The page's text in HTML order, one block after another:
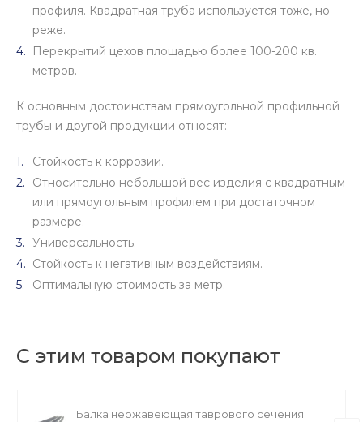
профиля. Квадратная труба используется тоже, но
реже.
Перекрытий цехов площадью более 100-200 кв.
метров.
К основным достоинствам прямоугольной профильной
трубы и другой продукции относят:
Стойкость к коррозии.
Относительно небольшой вес изделия с квадратным
или прямоугольным профилем при достаточном
размере.
Универсальность.
Стойкость к негативным воздействиям.
Оптимальную стоимость за метр.
С этим товаром покупают
Балка нержавеющая таврового сечения